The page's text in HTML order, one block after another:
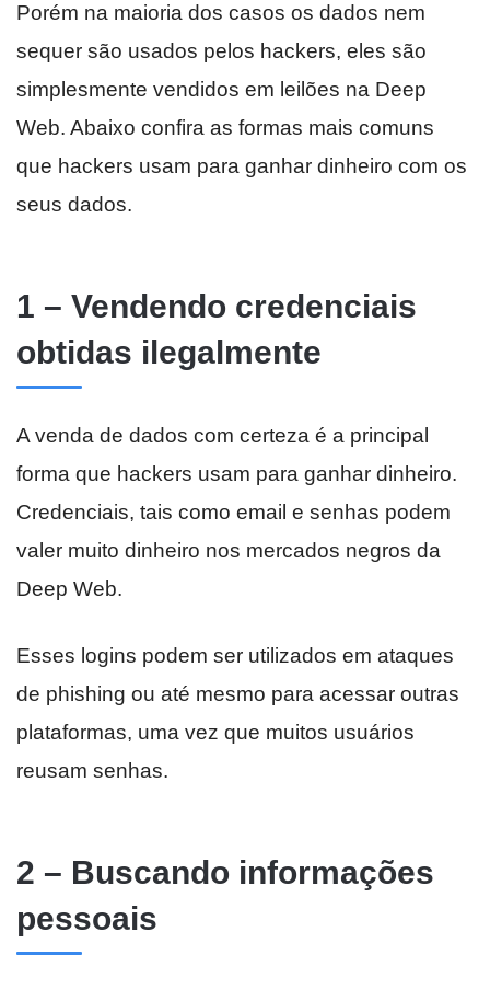
Porém na maioria dos casos os dados nem
sequer são usados pelos hackers, eles são
simplesmente vendidos em leilões na Deep
Web. Abaixo confira as formas mais comuns
que hackers usam para ganhar dinheiro com os
seus dados.
1 – Vendendo credenciais
obtidas ilegalmente
A venda de dados com certeza é a principal
forma que hackers usam para ganhar dinheiro.
Credenciais, tais como email e senhas podem
valer muito dinheiro nos mercados negros da
Deep Web.
Esses logins podem ser utilizados em ataques
de phishing ou até mesmo para acessar outras
plataformas, uma vez que muitos usuários
reusam senhas.
2 – Buscando informações
pessoais